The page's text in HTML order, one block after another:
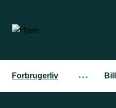
hovedindhold
Forbrugerliv ···